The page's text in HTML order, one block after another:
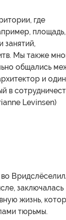
где
площадь,
занятий,
Мы также
общались
и один
в
Levinsen)
заключалась
жизнь,
тюрьмы.